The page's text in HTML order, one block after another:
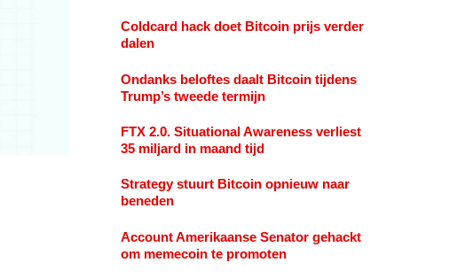
Coldcard hack doet Bitcoin prijs verder
dalen
Ondanks beloftes daalt Bitcoin tijdens
Trump’s tweede termijn
FTX 2.0. Situational Awareness verliest
35 miljard in maand tijd
Strategy stuurt Bitcoin opnieuw naar
beneden
Account Amerikaanse Senator gehackt
om memecoin te promoten